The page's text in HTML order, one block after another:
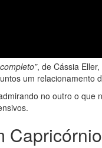
, de Cássia
um relacionamento
no outro o que